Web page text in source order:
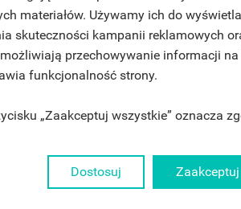
1600mm
50mm
LISTY ŻYCZEŃ
IN
NEED TO BE LOGGED IN TO SAVE PRODUCTS
materiałów. Używamy ich do
skuteczności kampanii reklamowych
przechowywanie informacji
funkcjonalność strony.
„Zaakceptuj wszystkie” oznacza
Dostosuj